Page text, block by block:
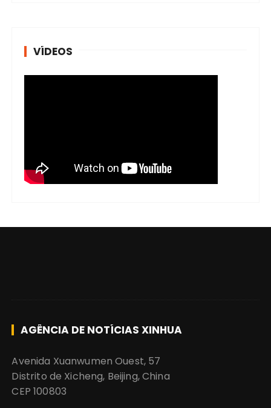
VÍDEOS
AGÊNCIA DE NOTÍCIAS XINHUA
Avenida Xuanwumen Ouest, 57
Distrito de Xicheng, Beijing, China
CEP 100803